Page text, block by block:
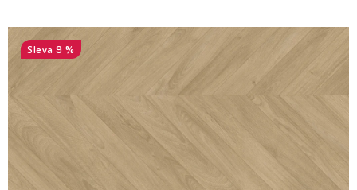
NÁSTĚNNÉ PANELY
SKRYTÉ ZÁRUBNĚ
STAVEBNÍ POUZDRA
KLIKY & KOVÁNÍ
9 %